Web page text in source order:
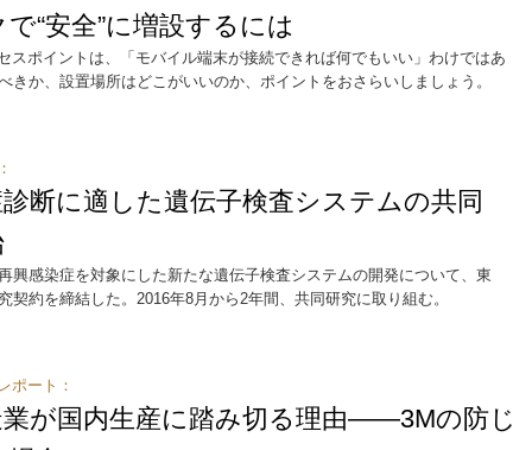
“安全”に増設するには
スポイントは、「モバイル端末が接続できれば何でもいい」わけではあ
きか、設置場所はどこがいいのか、ポイントをおさらいしましょう。
断に適した遺伝子検査システムの共同
興感染症を対象にした新たな遺伝子検査システムの開発について、東
契約を締結した。2016年8月から2年間、共同研究に取り組む。
ポート：
業が国内生産に踏み切る理由――3Mの防じ